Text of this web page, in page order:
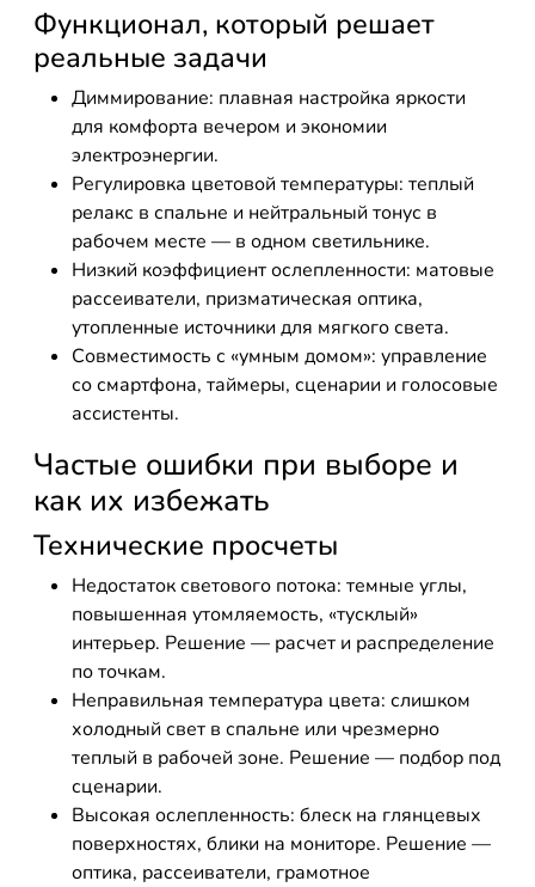
Функционал, который решает
реальные задачи
Диммирование: плавная настройка яркости
для комфорта вечером и экономии
электроэнергии.
Регулировка цветовой температуры: теплый
релакс в спальне и нейтральный тонус в
рабочем месте — в одном светильнике.
Низкий коэффициент ослепленности: матовые
рассеиватели, призматическая оптика,
утопленные источники для мягкого света.
Совместимость с «умным домом»: управление
со смартфона, таймеры, сценарии и голосовые
ассистенты.
Частые ошибки при выборе и
как их избежать
Технические просчеты
Недостаток светового потока: темные углы,
повышенная утомляемость, «тусклый»
интерьер. Решение — расчет и распределение
по точкам.
Неправильная температура цвета: слишком
холодный свет в спальне или чрезмерно
теплый в рабочей зоне. Решение — подбор под
сценарии.
Высокая ослепленность: блеск на глянцевых
поверхностях, блики на мониторе. Решение —
оптика, рассеиватели, грамотное